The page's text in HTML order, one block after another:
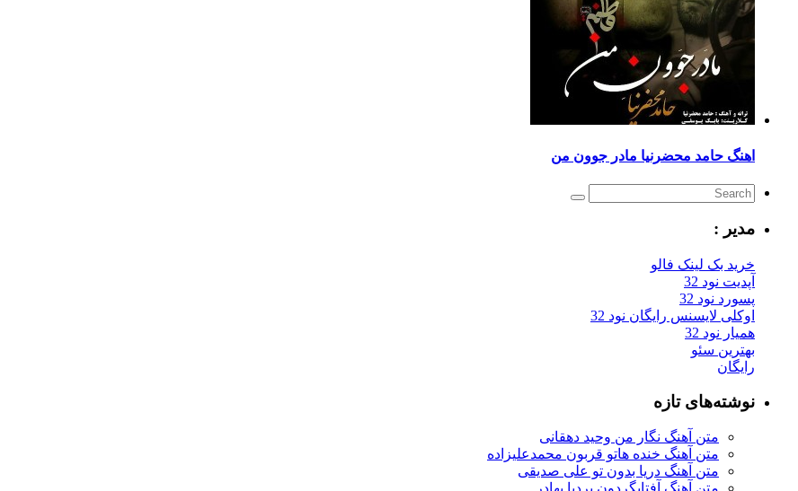
اهنگ حامد محضرنیا مادر جوون من
مدیر :
خرید بک لینک فالو
آپدیت نود 32
پسورد نود 32
اوکلی لایسنس رایگان نود 32
همیار نود 32
بهترین سئو
رایگان
نوشته‌های تازه
متن آهنگ نگار من وحید دهقانی
متن آهنگ خنده هاتو قربون محمدعلیزاده
متن آهنگ دریا بدون تو علی صدیقی